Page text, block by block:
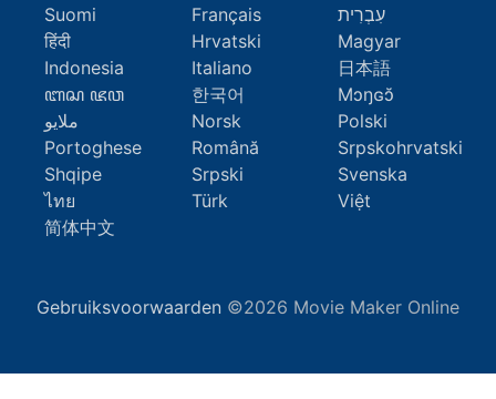
Suomi
Français
עִבְרִית
हिंदी
Hrvatski
Magyar
Indonesia
Italiano
日本語
ꦧꦱ ꦗꦮ
한국어
Mɔŋɢɔ̆
ملايو
Norsk
Polski
Portoghese
Română
Srpskohrvatski
Shqipe
Srpski
Svenska
ไทย
Türk
Việt
简体中文
Gebruiksvoorwaarden ©2026 Movie Maker Online